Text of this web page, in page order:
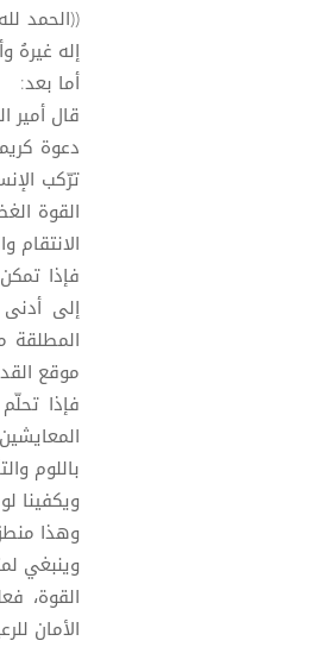
((الحمد
إله غيرهُ
أما بعد:
قال أمير
دعوة
ترّكب
القوة
الانتقام
فإذا
إلى
المطلقة
موقع
فإذا
باللوم
ويكفينا
وهذا
وينبغي
القوة،
الأمان